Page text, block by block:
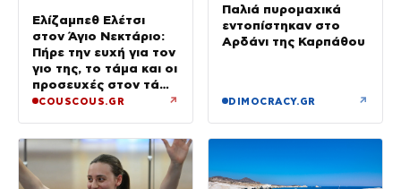
Ελίζαμπεθ Ελέτσι
στον Άγιο Νεκτάριο:
Πήρε την ευχή για τον
γιο της, το τάμα και οι
προσευχές στον τάφο
του Αγίου
COUSCOUS.GR ↗
Παλιά πυρομαχικά
εντοπίστηκαν στο
Αρδάνι της Καρπάθου
DIMOCRACY.GR ↗